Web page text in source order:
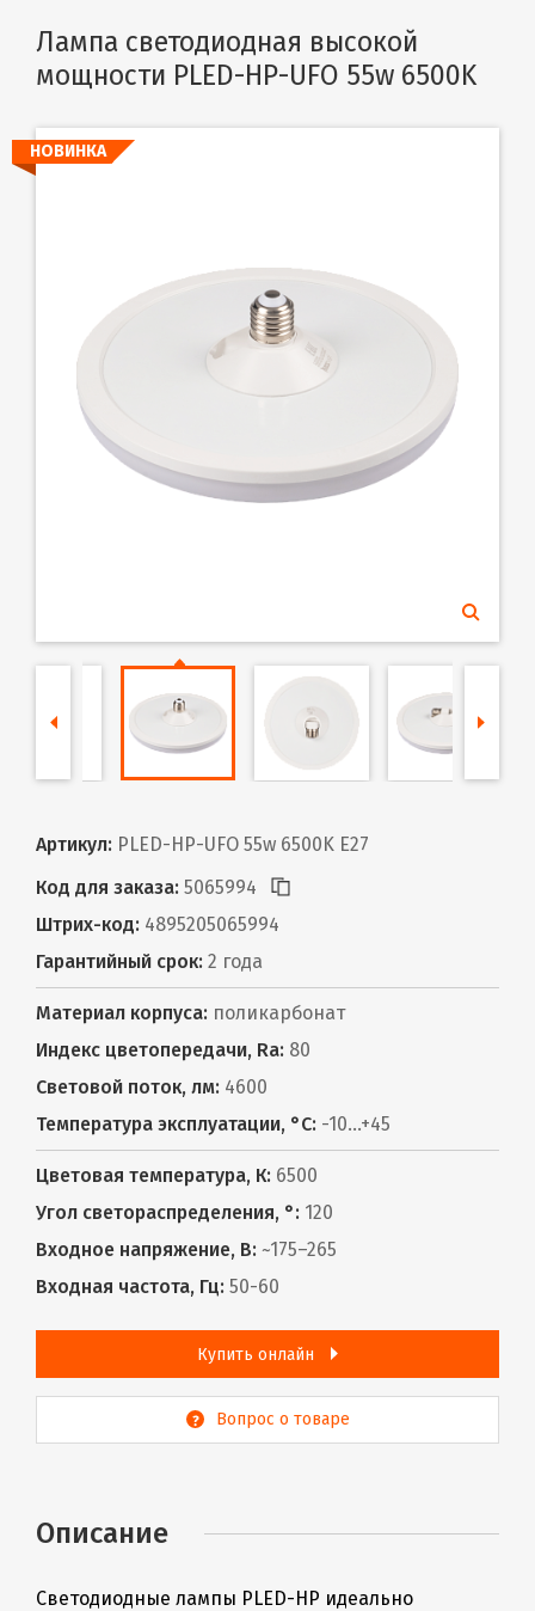
Лампа светодиодная высокой
мощности PLED-HP-UFO 55w 6500K
НОВИНКА
Артикул: PLED-HP-UFO 55w 6500K E27
Код для заказа: 5065994
Штрих-код: 4895205065994
Гарантийный срок: 2 года
Материал корпуса: поликарбонат
Индекс цветопередачи, Ra: 80
Световой поток, лм: 4600
Температура эксплуатации, °С: -10...+45
Цветовая температура, К: 6500
Угол светораспределения, °: 120
Входное напряжение, В: ~175–265
Входная частота, Гц: 50-60
Купить онлайн
Вопрос о товаре
Описание
Светодиодные лампы PLED-HP идеально